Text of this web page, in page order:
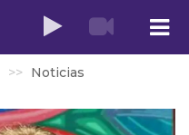
Noticias